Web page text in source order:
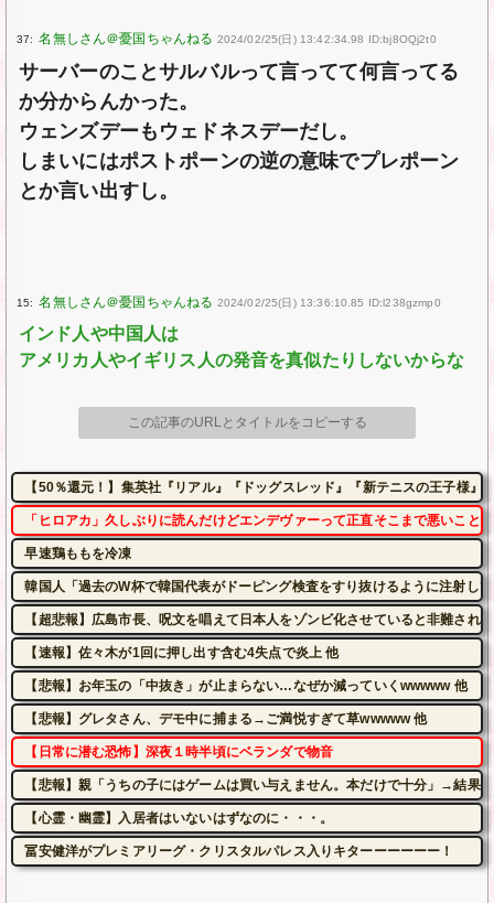
37: 2024/02/25(日) 13:42:34.98 ID:bj8OQj2t0
サーバーのことサルバルって言ってて何言ってる
か分からんかった。
ウェンズデーもウェドネスデーだし。
しまいにはポストポーンの逆の意味でプレポーン
とか言い出すし。
15: 2024/02/25(日) 13:36:10.85 ID:l238gzmp0
インド人や中国人は
アメリカ人やイギリス人の発音を真似たりしないからな
この記事のURLとタイトルをコピーする
【50％還元！】集英社『リアル』『ドッグスレッド』『新テニスの王子様』
「ヒロアカ」久しぶりに読んだけどエンデヴァーって正直そこまで悪いこと
早速鶏ももを冷凍
韓国人「過去のW杯で韓国代表がドーピング検査をすり抜けるように注射
【超悲報】広島市長、呪文を唱えて日本人をゾンビ化させていると非難され
【速報】佐々木が1回に押し出す含む4失点で炎上 他
【悲報】お年玉の「中抜き」が止まらない…なぜか減っていくwwwww 他
【悲報】グレタさん、デモ中に捕まる→ご満悦すぎて草wwwww 他
【日常に潜む恐怖】深夜１時半頃にベランダで物音
【悲報】親「うちの子にはゲームは買い与えません。本だけで十分」→結果
【心霊・幽霊】入居者はいないはずなのに・・・。
冨安健洋がプレミアリーグ・クリスタルパレス入りキターーーーーー！